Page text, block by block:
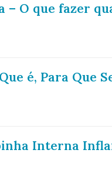
– O que fazer
é, Para Que
Interna